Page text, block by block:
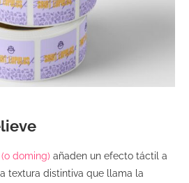
doming) añaden un efecto táctil a
textura distintiva que llama la